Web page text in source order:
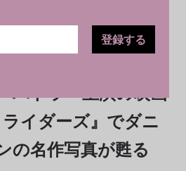
2024.07.02
バトラー主演の映画
ライダーズ』でダニ
の名作写真が甦る
登録する